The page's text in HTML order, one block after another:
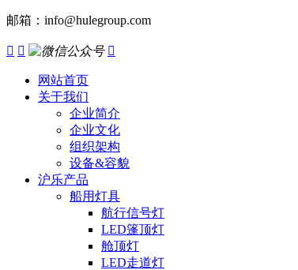
邮箱：info@hulegroup.com
  
网站首页
关于我们
企业简介
企业文化
组织架构
设备&容貌
沪乐产品
船用灯具
航行信号灯
LED篷顶灯
舱顶灯
LED走道灯